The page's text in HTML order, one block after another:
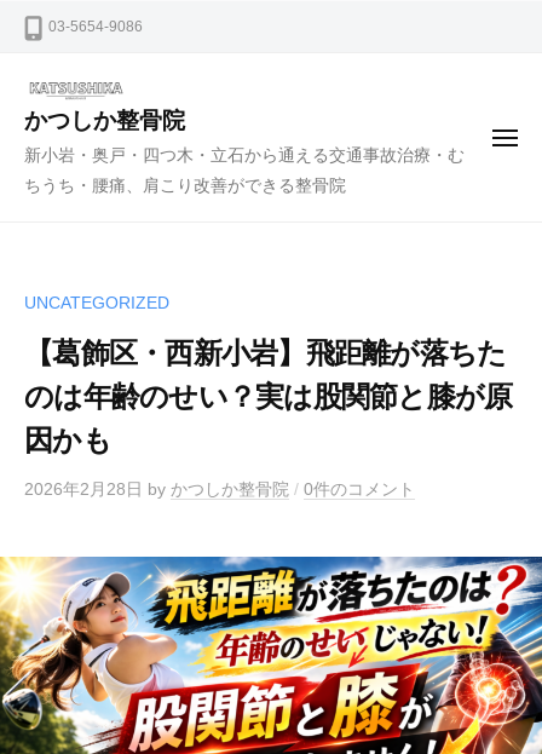
03-5654-9086
かつしか整骨院
新小岩・奥戸・四つ木・立石から通える交通事故治療・む
ちうち・腰痛、肩こり改善ができる整骨院
メ
UNCATEGORIZED
【葛飾区・西新小岩】飛距離が落ちた
のは年齢のせい？実は股関節と膝が原
因かも
2026年2月28日 by かつしか整骨院 / 0件のコメント